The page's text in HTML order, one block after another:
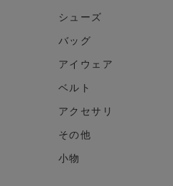
シューズ
バッグ
アイウェア
ベルト
アクセサリ
その他
小物